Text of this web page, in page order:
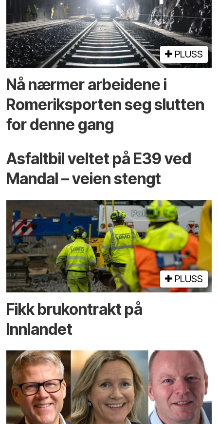
PLUSS
Nå nærmer arbeidene i
Romeriksporten seg slutten
for denne gang
Asfaltbil veltet på E39 ved
Mandal – veien stengt
PLUSS
Fikk brukontrakt på
Innlandet